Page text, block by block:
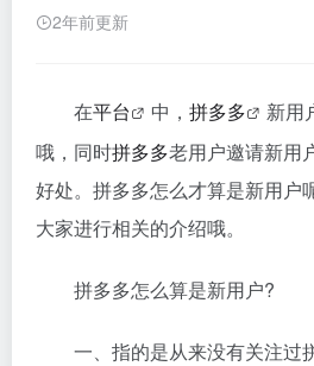
2年前更新
在平台 中， 拼多多
新用
哦，同时拼多多老用户邀请新用
好处。拼多多怎么才算是新用户
大家进行相关的介绍哦。
拼多多怎么算是新用户?
一、指的是从来没有关注过